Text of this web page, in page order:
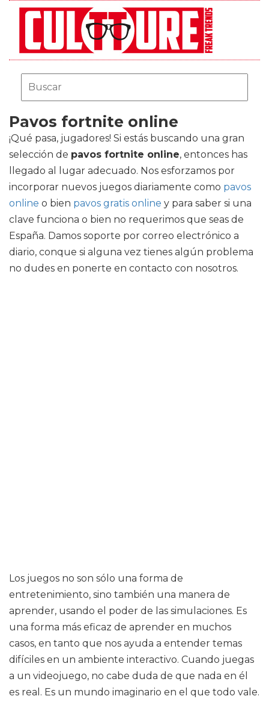
Pavos fortnite online
¡Qué pasa, jugadores! Si estás buscando una gran
selección de pavos fortnite online, entonces has
llegado al lugar adecuado. Nos esforzamos por
incorporar nuevos juegos diariamente como pavos
online o bien pavos gratis online y para saber si una
clave funciona o bien no requerimos que seas de
España. Damos soporte por correo electrónico a
diario, conque si alguna vez tienes algún problema
no dudes en ponerte en contacto con nosotros.
Los juegos no son sólo una forma de
entretenimiento, sino también una manera de
aprender, usando el poder de las simulaciones. Es
una forma más eficaz de aprender en muchos
casos, en tanto que nos ayuda a entender temas
difíciles en un ambiente interactivo. Cuando juegas
a un videojuego, no cabe duda de que nada en él
es real. Es un mundo imaginario en el que todo vale.